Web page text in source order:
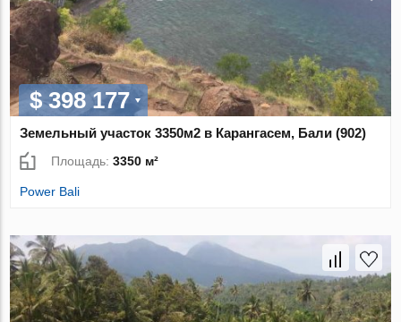
$ 398 177
Земельный участок 3350м2 в Карангасем, Бали (902)
Площадь:3350 м²
Power Bali